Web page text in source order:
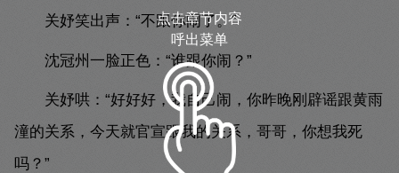
关妤笑出声：“不跟你闹了。”
沈冠州一脸正色：“谁跟你闹？”
关妤哄：“好好好，我自己闹，你昨晚刚辟谣跟黄雨
潼的关系，今天就官宣跟我的关系，哥哥，你想我死
吗？”
点击章节内容
呼出菜单